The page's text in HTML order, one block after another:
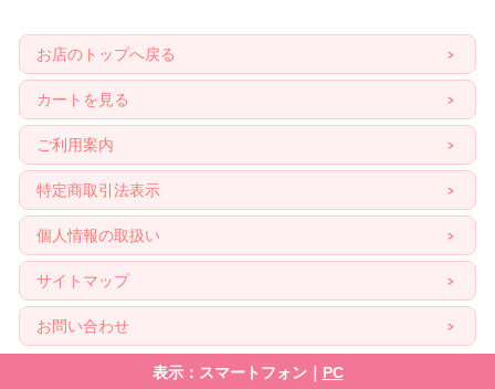
お店のトップへ戻る
カートを見る
ご利用案内
特定商取引法表示
個人情報の取扱い
サイトマップ
お問い合わせ
表示：スマートフォン｜ PC